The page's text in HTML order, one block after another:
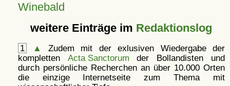
Winebald
weitere Einträge im Redaktionslog
1 ▲
Zudem mit der exlusiven Wiedergabe der
kompletten Acta Sanctorum der Bollandisten und
durch persönliche Recherchen an über 10.000 Orten
die einzige Internetseite zum Thema mit